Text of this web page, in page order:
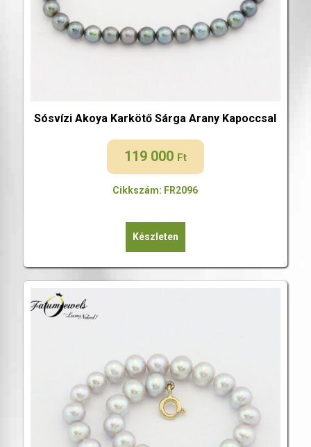
Sósvízi Akoya Karkötő Sárga Arany Kapoccsal
119 000 Ft
Cikkszám: FR2096
Készleten